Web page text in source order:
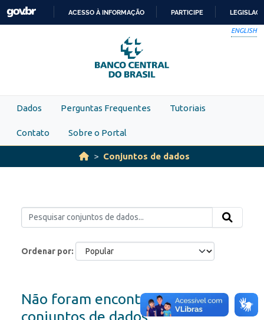
Skip to main content
PARA
O
CONTEÚDO
ACESSO À INFORMAÇÃO PARTICIPE
ENGLISH
Dados Perguntas Frequentes Tutoriais
Contato Sobre o Portal
Conjuntos de dados
Ordenar por
Não foram encontrados
conjuntos de dados